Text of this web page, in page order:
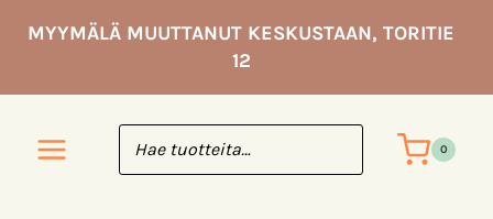
sisältöön
MYYMÄLÄ MUUTTANUT KESKUSTAAN, TORITIE
12
0